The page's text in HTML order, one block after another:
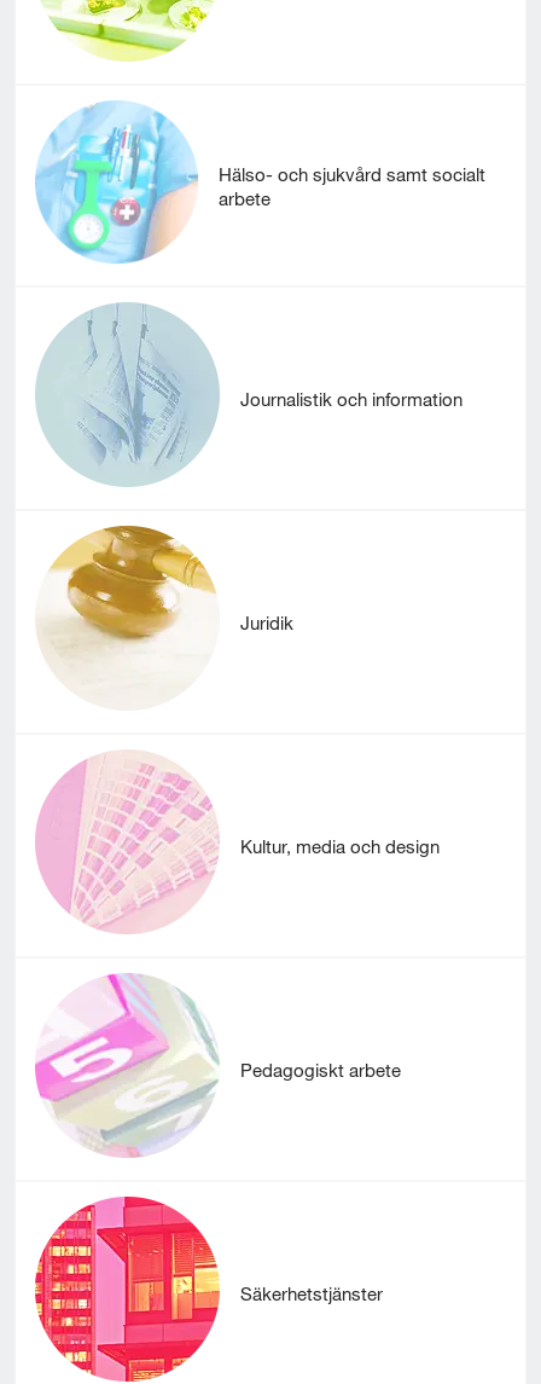
Hälso- och sjukvård samt socialt
arbete
Journalistik och information
Juridik
Kultur, media och design
Pedagogiskt arbete
Säkerhetstjänster